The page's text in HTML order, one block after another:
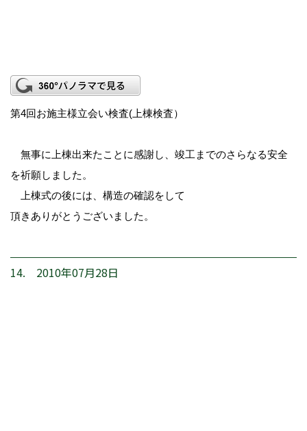
第4回お施主様立会い検査(上棟検査）
無事に上棟出来たことに感謝し、竣工までのさらなる安全
を祈願しました。
上棟式の後には、構造の確認をして
頂きありがとうございました。
14. 2010年07月28日